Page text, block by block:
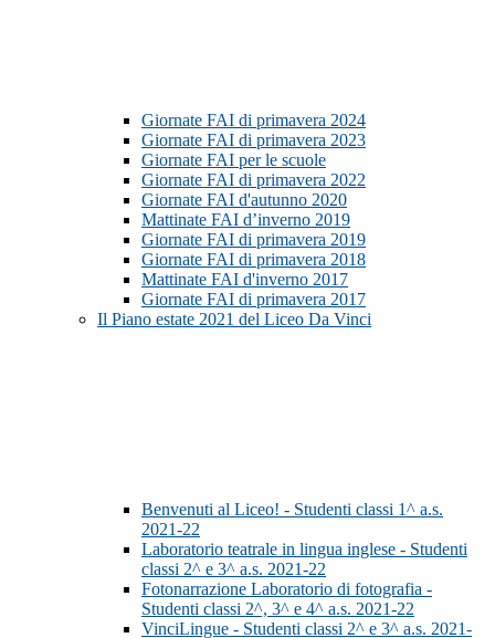
Giornate FAI di primavera 2024
Giornate FAI di primavera 2023
Giornate FAI per le scuole
Giornate FAI di primavera 2022
Giornate FAI d'autunno 2020
Mattinate FAI d’inverno 2019
Giornate FAI di primavera 2019
Giornate FAI di primavera 2018
Mattinate FAI d'inverno 2017
Giornate FAI di primavera 2017
Il Piano estate 2021 del Liceo Da Vinci
Benvenuti al Liceo! - Studenti classi 1^ a.s.
2021-22
Laboratorio teatrale in lingua inglese - Studenti
classi 2^ e 3^ a.s. 2021-22
Fotonarrazione Laboratorio di fotografia -
Studenti classi 2^, 3^ e 4^ a.s. 2021-22
VinciLingue - Studenti classi 2^ e 3^ a.s. 2021-